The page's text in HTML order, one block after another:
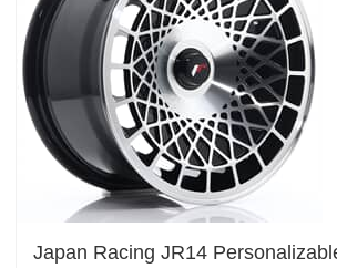
Japan Racing JR14